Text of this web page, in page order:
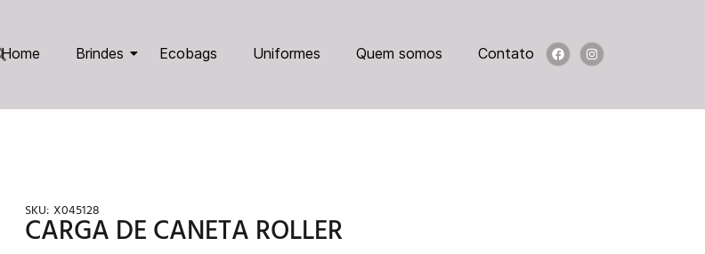
Home Brindes Ecobags Uniformes Quem somos Contato
SKU: X045128
CARGA DE CANETA ROLLER